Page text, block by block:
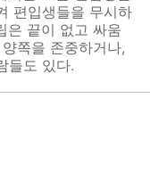
편입생들을 무시하
은 끝이 없고 싸움
쪽을 존중하거나,
들도 있다.